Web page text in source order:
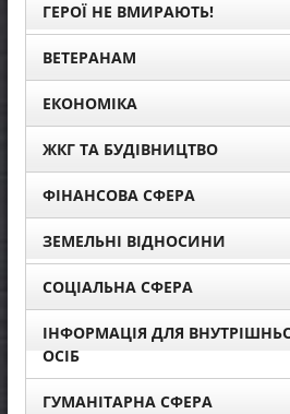
ГЕРОЇ НЕ ВМИРАЮТЬ!
ВЕТЕРАНАМ
ЕКОНОМІКА
ЖКГ ТА БУДІВНИЦТВО
ФІНАНСОВА СФЕРА
ЗЕМЕЛЬНІ ВІДНОСИНИ
СОЦІАЛЬНА СФЕРА
ІНФОРМАЦІЯ ДЛЯ
ОСІБ
ГУМАНІТАРНА СФЕРА